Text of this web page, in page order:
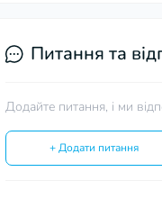
Питання та
Додайте питання, і ми
+ Додати питання